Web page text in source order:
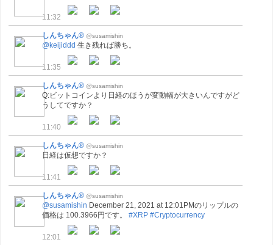
11:32
しんちゃん® @susamishin
@keijiddd 生き残れば勝ち。
11:35
しんちゃん® @susamishin
Q:ビットコインより日経のほうが変動幅が大きいんですがど
うしてですか？
11:40
しんちゃん® @susamishin
日経は仮想ですか？
11:41
しんちゃん® @susamishin
@susamishin December 21, 2021 at 12:01PMのリップルの
価格は 100.3966円です。 #XRP #Cryptocurrency
12:01